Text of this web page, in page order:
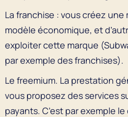
La franchise : vous créez une
modèle économique, et
exploiter cette marque
par exemple des franchises).
Le freemium. La prestation
vous proposez des services
payants. C’est par exemple le